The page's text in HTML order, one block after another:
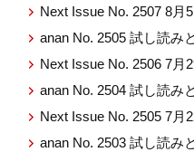
Next Issue No. 2507 8月
anan No. 2505 試し読み
Next Issue No. 2506 7月
anan No. 2504 試し読み
Next Issue No. 2505 7月
anan No. 2503 試し読み